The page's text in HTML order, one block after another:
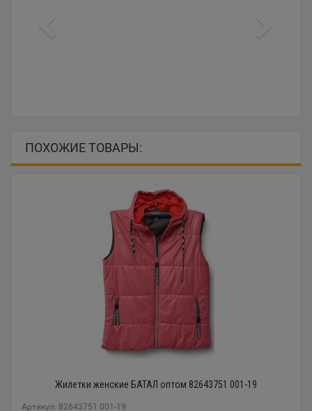
ПОХОЖИЕ ТОВАРЫ:
Жилетки женские БАТАЛ оптом 82643751 001-19
Артикул: 82643751 001-19